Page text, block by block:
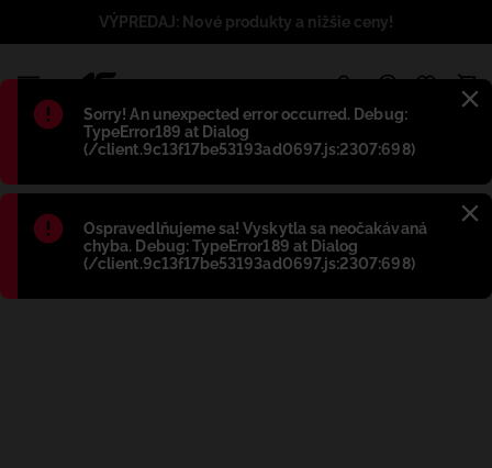
Błąd:
Sorry! An unexpected error occurred. Debug:
TypeError189 at Dialog
(/client.9c13f17be53193ad0697.js:2307:698)
Błąd:
Ospravedlňujeme sa! Vyskytla sa neočakávaná
chyba. Debug: TypeError189 at Dialog
(/client.9c13f17be53193ad0697.js:2307:698)
VÝPREDAJ: Nové produkty a nižšie ceny!